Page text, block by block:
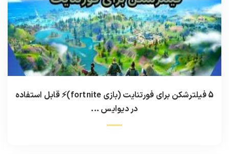
5 فیلترشکن برای فورتنایت (بازی fortnite)⚡️ قابل استفاده
در دیوایس ...